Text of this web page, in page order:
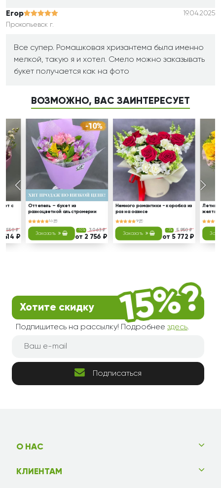
Егор
19.04.2025
Прокопьевск г.
Все супер. Ромашковая хризантема была именно
мелкой, такую я и хотел. Смело можно заказывать
букет получается как на фото
ВОЗМОЖНО, ВАС ЗАИНТЕРЕСУЕТ
с
4 550 ₽
414 ₽
Оттепель – букет из
разноцветной альстромерии
16
Заказать
-10% 3 063 ₽
от 2 756 ₽
Немного романтики - коробка из
роз на оазисе
9
Заказать
-3% 5 950 ₽
от 5 772 ₽
Летние
Хотите скидку
Подпишитесь на рассылку! Подробнее здесь.
Подписаться
О НАС
КЛИЕНТАМ